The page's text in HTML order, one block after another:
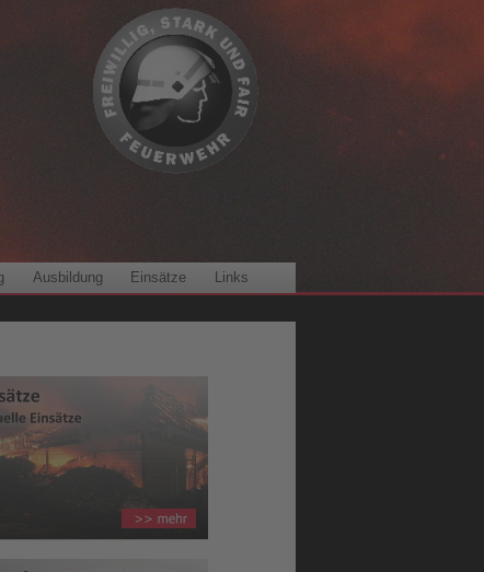
Ausbildung Einsätze
Links